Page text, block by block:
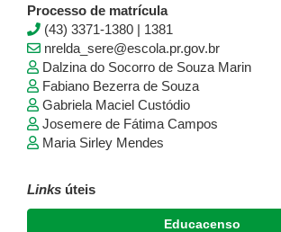
Processo de matrícula
(43) 3371-1380 | 1381
​​nrelda_sere@escola.pr.gov.br
Dalzina do Socorro de Souza Marin
Fabiano Bezerra de Souza
Gabriela Maciel Custódio
Josemere de Fátima Campos
Maria Sirley Mendes
Links úteis
Educacenso